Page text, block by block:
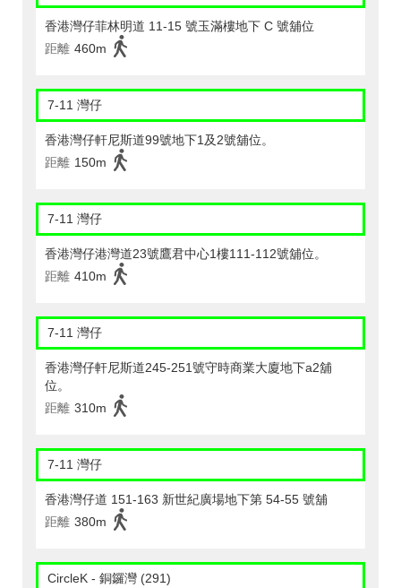
香港灣仔菲林明道 11-15 號玉滿樓地下 C 號舖位
距離 460m
7-11 灣仔
香港灣仔軒尼斯道99號地下1及2號舖位。
距離 150m
7-11 灣仔
香港灣仔港灣道23號鷹君中心1樓111-112號舖位。
距離 410m
7-11 灣仔
香港灣仔軒尼斯道245-251號守時商業大廈地下a2舖
位。
距離 310m
7-11 灣仔
香港灣仔道 151-163 新世紀廣場地下第 54-55 號舖
距離 380m
CircleK - 銅鑼灣 (291)